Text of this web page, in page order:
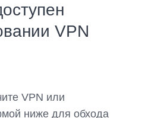
VPN
VPN или
ниже для обхода